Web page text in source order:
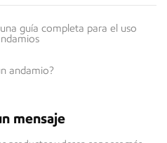
guía completa para el uso
andamio?
mensaje